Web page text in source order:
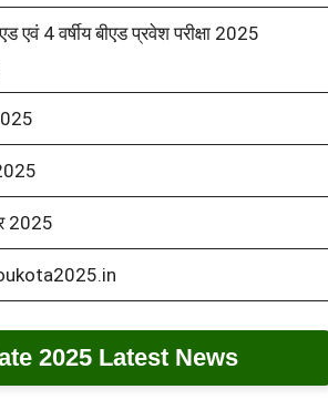
एवं 4 वर्षीय बीएड प्रवेश परीक्षा 2025
2025
2025 Latest News